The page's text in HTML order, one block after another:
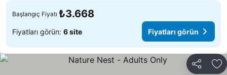
Başlangıç Fiyatı ₺3.668
Fiyatları görün: 6 site Fiyatları görün
Paylaş